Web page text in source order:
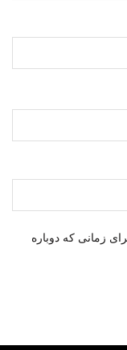
زمانی که دوباره